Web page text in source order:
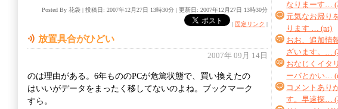
なりまーす… (
元気なお帰り
ります … (nt)
おお、追加情
ざいます。… (
おなじくイタ
ーバとかい…
コメントあり
す。早速探… (
Posted By 花袋 |投稿日: 2007年12月27日 13時30分 |更新日: 2007年12月27日 13時30分
| 固定リンク |
放置具合がひどい
2007年 09月 14日
のは理由がある。6年もののPCが危篤状態で、買い換えたの
はいいがデータをまったく移してないのよね。ブックマーク
すら。